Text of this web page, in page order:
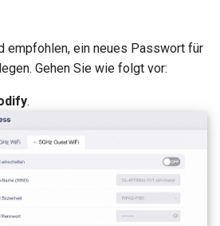
Warum ist meine VPN-
Wie hoch ist die
Gerätekapazität meines
Wie groß ist die WLAN-
VPN
empfohlen, ein neues Passwort für
Gehen Sie wie folgt vor:
.